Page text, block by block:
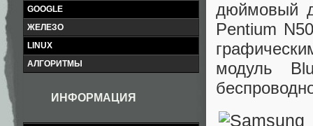
GOOGLE
ЖЕЛЕЗО
LINUX
АЛГОРИТМЫ
ИНФОРМАЦИЯ
дюймовый
Pentium
модуль